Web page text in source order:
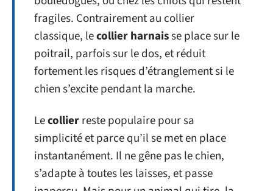
fragiles. Contrairement au collier
classique, lecollier harnaisse place sur le
poitrail, parfois sur le dos, et réduit
fortement les risques d’étranglement si le
chien s’excite pendant la marche.
Lecollierreste populaire pour sa
simplicité et parce qu’il se met en place
instantanément. Il ne gêne pas le chien,
s’adapte à toutes les laisses, et passe